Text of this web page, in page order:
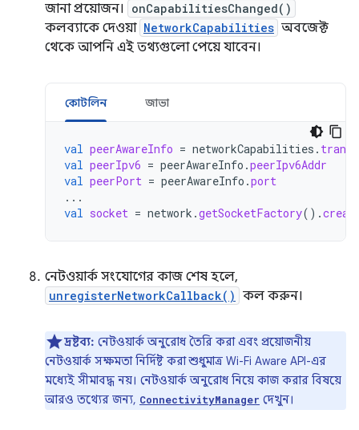
জানা প্রয়োজন।
onCapabilitiesChanged()
কলব্যাকে দেওয়া NetworkCapabilities অবজেক্ট
থেকে আপনি এই তথ্যগুলো পেয়ে যাবেন।
কোটলিন জাভা
val peerAwareInfo = networkCapabilities .
val peerIpv6 = peerAwareInfo .peerIpv6Addr
val peerPort = peerAwareInfo .port
...
val socket = network .getSocketFactory().
নেটওয়ার্ক সংযোগের কাজ শেষ হলে,
unregisterNetworkCallback() কল করুন।
দ্রষ্টব্য: নেটওয়ার্ক অনুরোধ তৈরি করা এবং প্রয়োজনীয়
নেটওয়ার্ক সক্ষমতা নির্দিষ্ট করা শুধুমাত্র Wi-Fi Aware API-এর
মধ্যেই সীমাবদ্ধ নয়। নেটওয়ার্ক অনুরোধ নিয়ে কাজ করার বিষয়ে
আরও তথ্যের জন্য, ConnectivityManager দেখুন।